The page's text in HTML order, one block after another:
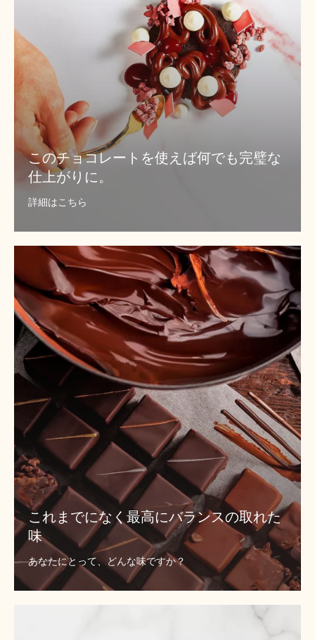
このチョコレートを使えば何でも完璧な
仕上がりに。
詳細はこちら
を
使
え
ば
何
完
な
が
り
これまでになく最高にバランスの取れた
味
あなたにとって、どんな味ですか？
れ
ま
で
に
な
く
最
に
ラ
ン
ス
の
取
れ
た
味